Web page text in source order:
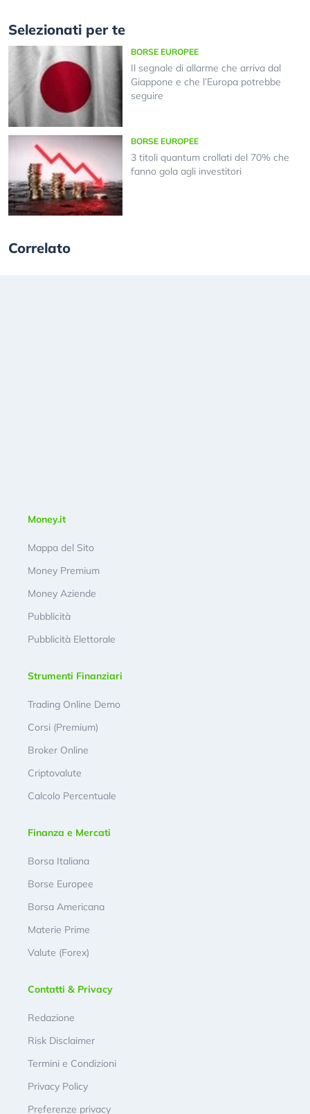
Selezionati per te
BORSE EUROPEE
Il segnale di allarme che arriva dal
Giappone e che l’Europa potrebbe
seguire
BORSE EUROPEE
3 titoli quantum crollati del 70% che
fanno gola agli investitori
Correlato
Money.it
Mappa del Sito
Money Premium
Money Aziende
Pubblicità
Pubblicità Elettorale
Strumenti Finanziari
Trading Online Demo
Corsi (Premium)
Broker Online
Criptovalute
Calcolo Percentuale
Finanza e Mercati
Borsa Italiana
Borse Europee
Borsa Americana
Materie Prime
Valute (Forex)
Contatti & Privacy
Redazione
Risk Disclaimer
Termini e Condizioni
Privacy Policy
Preferenze privacy